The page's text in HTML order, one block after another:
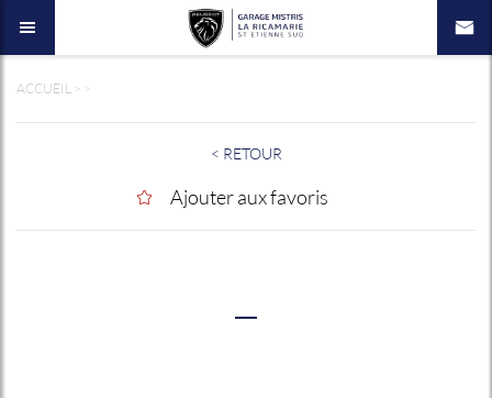
ACCUEIL
< RETOUR
Ajouter aux favoris